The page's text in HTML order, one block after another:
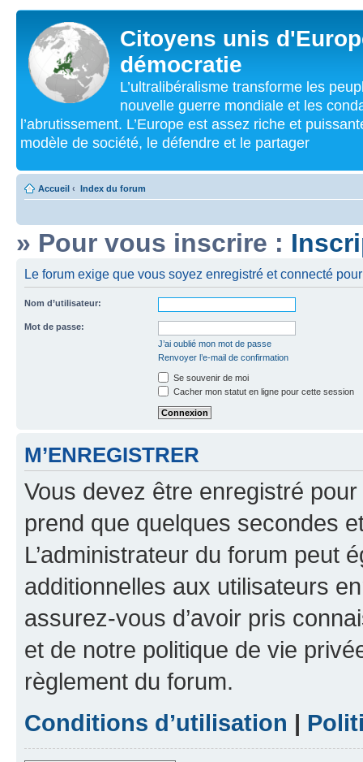
Citoyens unis
démocratie
L’ultralibéralisme transforme les
nouvelle guerre mondiale et les
l’abrutissement. L’Europe est assez riche et
modèle de société, le défendre et le partager
Accueil ‹ Index du forum
» Pour vous inscrire :
Le forum exige que vous soyez enregistré et connecté
Nom d’utilisateur:
Mot de passe:
J’ai oublié mon mot de passe
Renvoyer l’e-mail de confirmation
Se souvenir de moi
Cacher mon statut en ligne pour cette session
M’ENREGISTRER
Vous devez être enregistré
prend que quelques secondes
L’administrateur du forum peut
additionnelles aux utilisateurs
assurez-vous d’avoir pris
et de notre politique de vie
règlement du forum.
Conditions d’utilisation |